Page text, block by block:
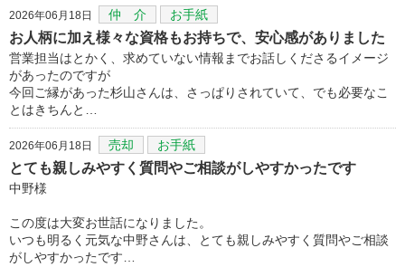
2026年06月18日 仲 介 お手紙
お人柄に加え様々な資格もお持ちで、安心感がありました
営業担当はとかく、求めていない情報までお話しくださるイメージ
があったのですが
今回ご縁があった杉山さんは、さっぱりされていて、でも必要なこ
とはきちんと…
2026年06月18日 売却 お手紙
とても親しみやすく質問やご相談がしやすかったです
中野様
この度は大変お世話になりました。
いつも明るく元気な中野さんは、とても親しみやすく質問やご相談
がしやすかったです…